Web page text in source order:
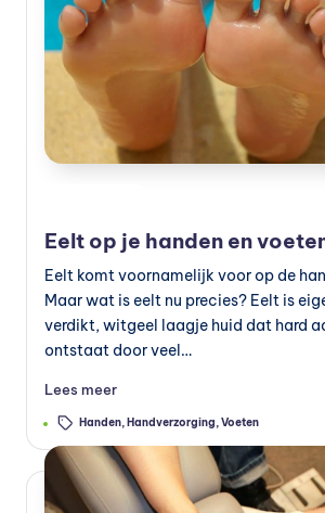
s
m
e
n
t
e
n
e
n
Eelt op je handen en
Eelt komt voornamelijk voor op de
Maar wat is eelt nu precies? Eelt is
verdikt, witgeel laagje huid dat hard
ontstaat door veel…
Lees meer
Tags: Handen, Handverzorging,Voeten